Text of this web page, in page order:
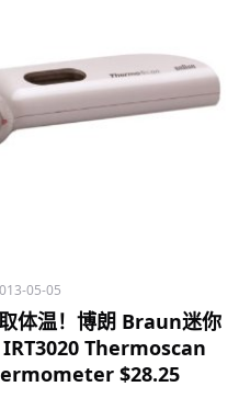
05-05
体温！博朗 Braun迷你
IRT3020 Thermoscan
$28.25